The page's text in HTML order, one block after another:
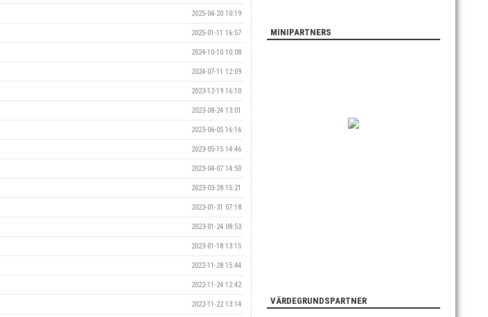
2025-04-20 10:19
2025-01-11 16:57
2024-10-10 10:08
2024-07-11 12:09
2023-12-19 16:10
2023-08-24 13:01
2023-06-05 16:16
2023-05-15 14:46
2023-04-07 14:50
2023-03-28 15:21
2023-01-31 07:18
2023-01-24 08:53
2023-01-18 13:15
2022-11-28 15:44
2022-11-24 12:42
2022-11-22 13:14
MINIPARTNERS
VÄRDEGRUNDSPARTNER